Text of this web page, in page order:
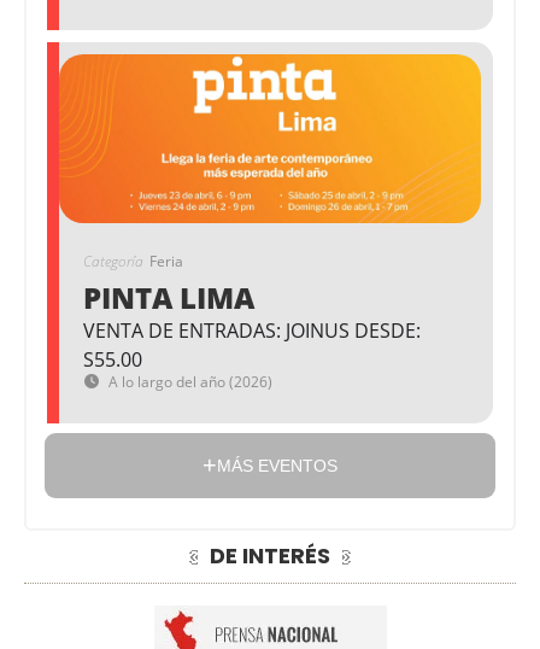
Categoría Feria
PINTA LIMA
VENTA DE ENTRADAS: JOINUS DESDE:
S55.00
A lo largo del año (2026)
MÁS EVENTOS
DE INTERÉS